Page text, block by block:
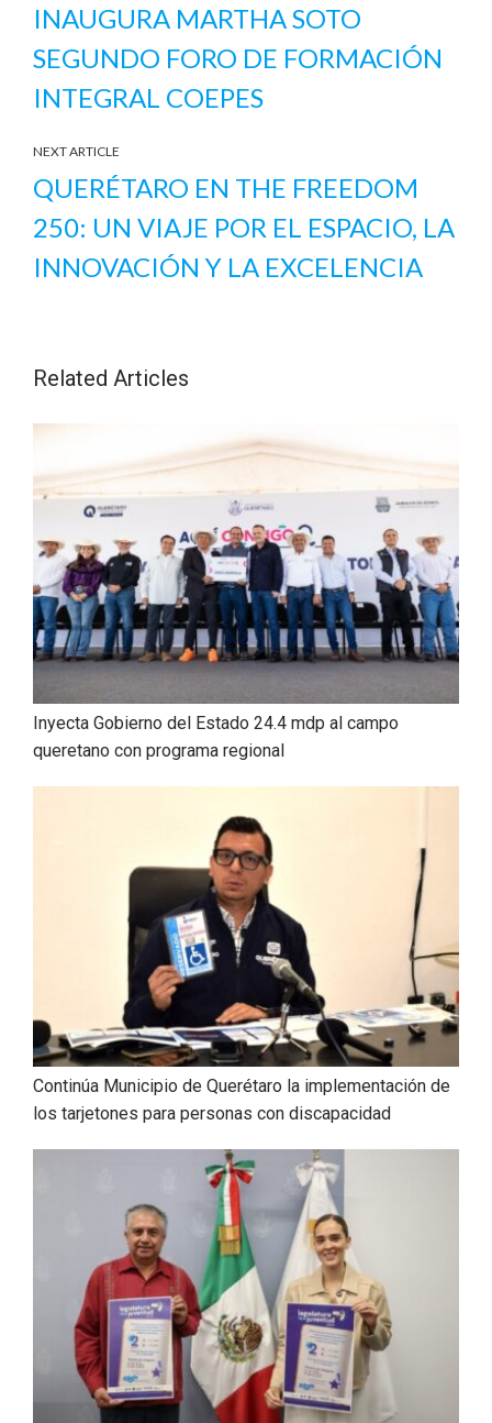
INAUGURA MARTHA SOTO
SEGUNDO FORO DE FORMACIÓN
INTEGRAL COEPES
NEXT ARTICLE
QUERÉTARO EN THE FREEDOM
250: UN VIAJE POR EL ESPACIO, LA
INNOVACIÓN Y LA EXCELENCIA
Related Articles
Inyecta Gobierno del Estado 24.4 mdp al campo
queretano con programa regional
Continúa Municipio de Querétaro la implementación de
los tarjetones para personas con discapacidad